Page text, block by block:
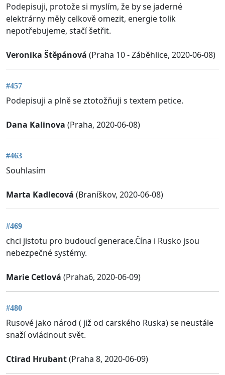
Podepisuji, protože si myslím, že by se jaderné
elektrárny měly celkově omezit, energie tolik
nepotřebujeme, stačí šetřit.
Veronika Štěpánová (Praha 10 - Záběhlice, 2020-06-08)
#457
Podepisuji a plně se ztotožňuji s textem petice.
Dana Kalinova (Praha, 2020-06-08)
#463
Souhlasím
Marta Kadlecová (Braníškov, 2020-06-08)
#469
chci jistotu pro budoucí generace.Čína i Rusko jsou
nebezpečné systémy.
Marie Cetlová (Praha6, 2020-06-09)
#480
Rusové jako národ ( již od carského Ruska) se neustále
snaží ovládnout svět.
Ctirad Hrubant(Praha 8, 2020-06-09)